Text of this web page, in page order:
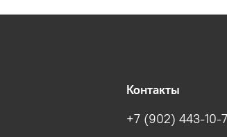
Контакты
+7 (902) 443-10-